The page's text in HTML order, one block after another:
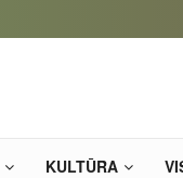
KULTŪRA